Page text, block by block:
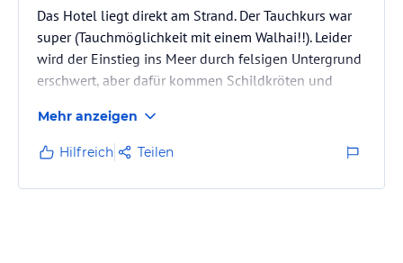
Das Hotel liegt direkt am Strand. Der Tauchkurs war
super (Tauchmöglichkeit mit einem Walhai!!). Leider
wird der Einstieg ins Meer durch felsigen Untergrund
erschwert, aber dafür kommen Schildkröten und
Tierchen aus den Korallen. Dann kommt ewig
Sandboden. Man kann also gut schnorcheln. Viele
russische und einheimische Gäste. Viele Kinder!
Kellner etwas übereifrig und desorientiert aber nett.
Mehr anzeigen
Hilfreich Teilen